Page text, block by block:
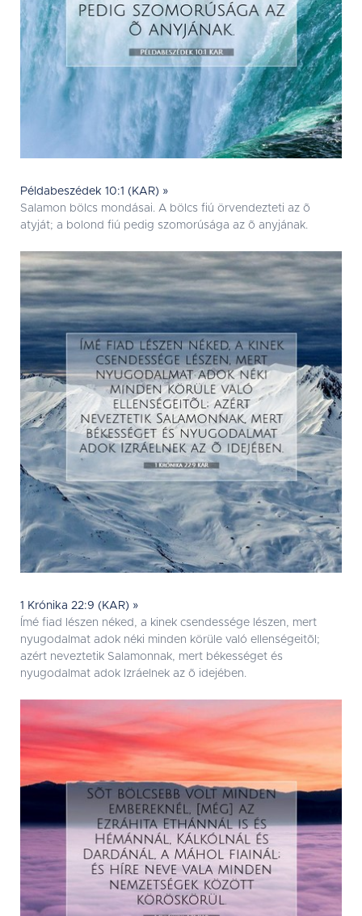
Példabeszédek 10:1 (KAR) »
Salamon bölcs mondásai. A bölcs fiú örvendezteti az õ
atyját; a bolond fiú pedig szomorúsága az õ anyjának.
1 Krónika 22:9 (KAR) »
Ímé fiad lészen néked, a kinek csendessége lészen, mert
nyugodalmat adok néki minden körüle való ellenségeitõl;
azért neveztetik Salamonnak, mert békességet és
nyugodalmat adok Izráelnek az õ idejében.